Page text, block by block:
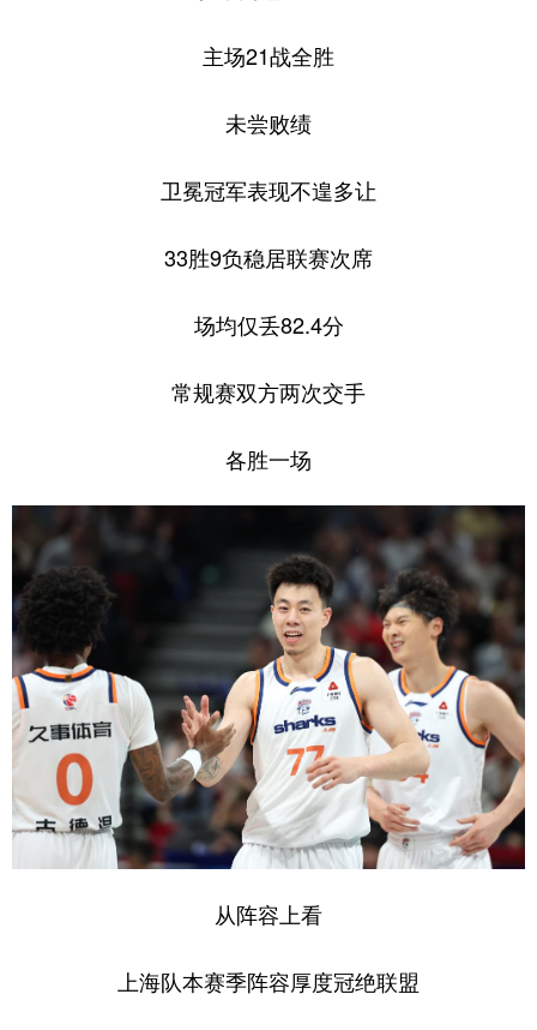
主场21战全胜
未尝败绩
卫冕冠军表现不遑多让
33胜9负稳居联赛次席
场均仅丢82.4分
常规赛双方两次交手
各胜一场
从阵容上看
上海队本赛季阵容厚度冠绝联盟